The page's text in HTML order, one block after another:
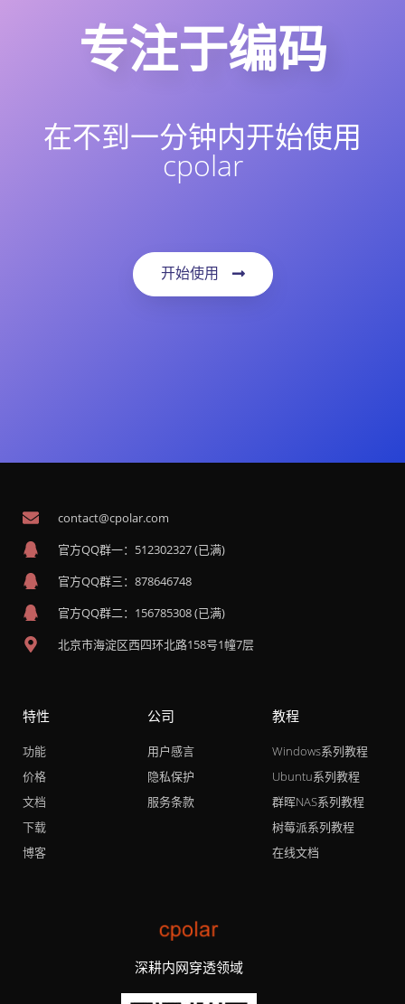
专注于编码
在不到一分钟内开始使用
cpolar
开始使用
contact@cpolar.com
官方QQ群一：512302327 (已满)
官方QQ群三：878646748
官方QQ群二：156785308 (已满)
北京市海淀区西四环北路158号1幢7层
特性
功能
价格
文档
下载
博客
公司
用户感言
隐私保护
服务条款
教程
Windows系列教程
Ubuntu系列教程
群晖NAS系列教程
树莓派系列教程
在线文档
深耕内网穿透领域